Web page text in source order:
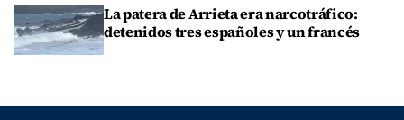
La patera de Arrieta era narcotráfico:
detenidos tres españoles y un francés